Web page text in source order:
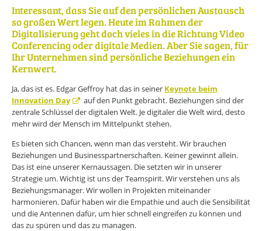
Interessant, dass Sie auf den persönlichen Austausch
so großen Wert legen. Heute im Rahmen der
Digitalisierung geht doch vieles in die Richtung Video
Conferencing oder digitale Medien. Aber Sie sagen, für
Ihr Unternehmen sind persönliche Beziehungen ein
Kernwert.
Ja, das ist es. Edgar Geffroy hat das in seiner Keynote beim
Innovation Day
auf den Punkt gebracht. Beziehungen sind der
zentrale Schlüssel der digitalen Welt. Je digitaler die Welt wird, desto
mehr wird der Mensch im Mittelpunkt stehen.
Es bieten sich Chancen, wenn man das versteht. Wir brauchen
Beziehungen und Businesspartnerschaften. Keiner gewinnt allein.
Das ist eine unserer Kernaussagen. Die setzten wir in unserer
Strategie um. Wichtig ist uns der Teamspirit. Wir verstehen uns als
Beziehungsmanager. Wir wollen in Projekten miteinander
harmonieren. Dafür haben wir die Empathie und auch die Sensibilität
und die Antennen dafür, um hier schnell eingreifen zu können und
das zu spüren und das zu managen.